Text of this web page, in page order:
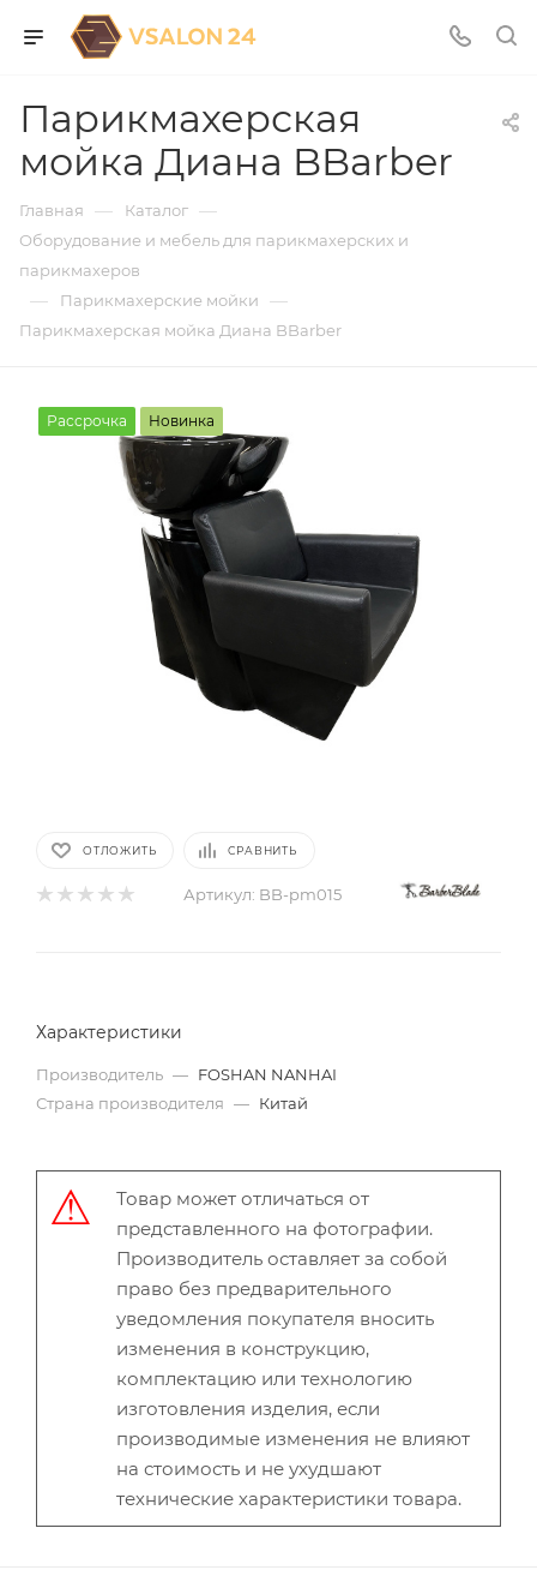
Парикмахерская
мойка Диана BBarber
Главная — Каталог —
Оборудование и мебель для парикмахерских и
парикмахеров
— Парикмахерские мойки —
Парикмахерская мойка Диана BBarber
Рассрочка Новинка
ОТЛОЖИТЬ СРАВНИТЬ
Артикул: BB-pm015
Характеристики
Производитель — FOSHAN NANHAI
Страна производителя — Китай
Товар может отличаться от
представленного на фотографии.
Производитель оставляет за собой
право без предварительного
уведомления покупателя вносить
изменения в конструкцию,
комплектацию или технологию
изготовления изделия, если
производимые изменения не влияют
на стоимость и не ухудшают
технические характеристики товара.